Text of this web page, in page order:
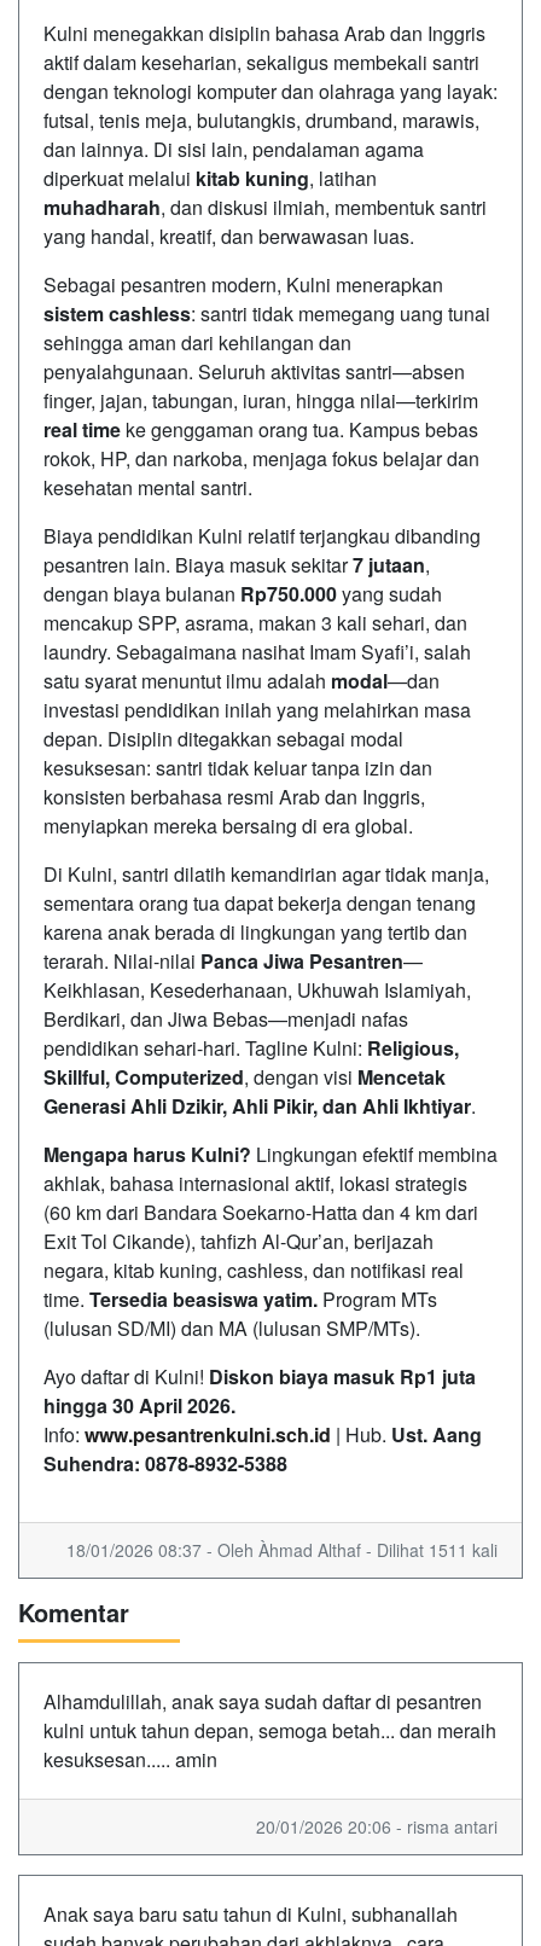
Kulni menegakkan disiplin bahasa Arab dan Inggris
aktif dalam keseharian, sekaligus membekali santri
dengan teknologi komputer dan olahraga yang layak:
futsal, tenis meja, bulutangkis, drumband, marawis,
dan lainnya. Di sisi lain, pendalaman agama
diperkuat melalui kitab kuning, latihan
muhadharah, dan diskusi ilmiah, membentuk santri
yang handal, kreatif, dan berwawasan luas.
Sebagai pesantren modern, Kulni menerapkan
sistem cashless: santri tidak memegang uang tunai
sehingga aman dari kehilangan dan
penyalahgunaan. Seluruh aktivitas santri—absen
finger, jajan, tabungan, iuran, hingga nilai—terkirim
real time ke genggaman orang tua. Kampus bebas
rokok, HP, dan narkoba, menjaga fokus belajar dan
kesehatan mental santri.
Biaya pendidikan Kulni relatif terjangkau dibanding
pesantren lain. Biaya masuk sekitar7 jutaan,
dengan biaya bulanan Rp750.000yang sudah
mencakup SPP, asrama, makan 3 kali sehari, dan
laundry. Sebagaimana nasihat Imam Syafi’i, salah
satu syarat menuntut ilmu adalah modal—dan
investasi pendidikan inilah yang melahirkan masa
depan. Disiplin ditegakkan sebagai modal
kesuksesan: santri tidak keluar tanpa izin dan
konsisten berbahasa resmi Arab dan Inggris,
menyiapkan mereka bersaing di era global.
Di Kulni, santri dilatih kemandirian agar tidak manja,
sementara orang tua dapat bekerja dengan tenang
karena anak berada di lingkungan yang tertib dan
terarah. Nilai-nilai Panca Jiwa Pesantren—
Keikhlasan, Kesederhanaan, Ukhuwah Islamiyah,
Berdikari, dan Jiwa Bebas—menjadi nafas
pendidikan sehari-hari. Tagline Kulni: Religious,
Skillful, Computerized, dengan visi Mencetak
Generasi Ahli Dzikir, Ahli Pikir, dan Ahli Ikhtiyar.
Mengapa harus Kulni? Lingkungan efektif membina
akhlak, bahasa internasional aktif, lokasi strategis
(60 km dari Bandara Soekarno-Hatta dan 4 km dari
Exit Tol Cikande), tahfizh Al-Qur’an, berijazah
negara, kitab kuning, cashless, dan notifikasi real
time. Tersedia beasiswa yatim. Program MTs
(lulusan SD/MI) dan MA (lulusan SMP/MTs).
Ayo daftar di Kulni! Diskon biaya masuk Rp1 juta
hingga 30 April 2026.
Info: www.pesantrenkulni.sch.id | Hub. Ust. Aang
Suhendra: 0878-8932-5388
18/01/2026 08:37 - Oleh Àhmad Althaf - Dilihat 1511 kali
Komentar
Alhamdulillah, anak saya sudah daftar di pesantren
kulni untuk tahun depan, semoga betah... dan meraih
kesuksesan..... amin
20/01/2026 20:06 - risma antari
Anak saya baru satu tahun di Kulni, subhanallah